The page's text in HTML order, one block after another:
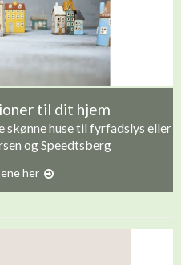
til dit hjem
skønne huse til fyrfadslys eller
og Speedtsberg
her